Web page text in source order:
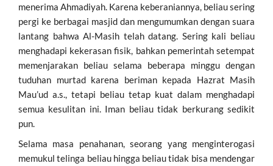
menerima Ahmadiyah. Karena keberaniannya, beliau sering
pergi ke berbagai masjid dan mengumumkan dengan suara
lantang bahwa Al-Masih telah datang. Sering kali beliau
menghadapi kekerasan fisik, bahkan pemerintah setempat
memenjarakan beliau selama beberapa minggu dengan
tuduhan murtad karena beriman kepada Hazrat Masih
Mau’ud a.s., tetapi beliau tetap kuat dalam menghadapi
semua kesulitan ini. Iman beliau tidak berkurang sedikit
pun.
Selama masa penahanan, seorang yang menginterogasi
memukul telinga beliau hingga beliau tidak bisa mendengar